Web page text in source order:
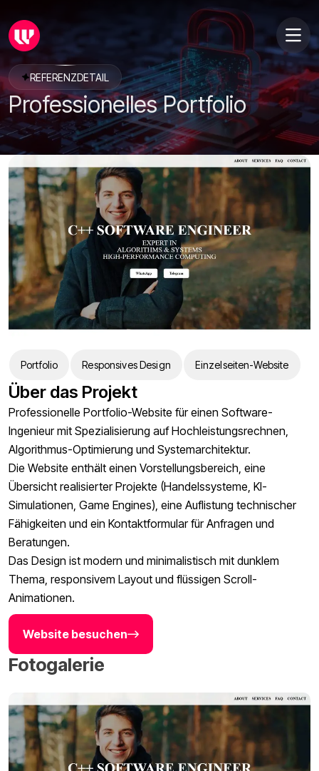
REFERENZDETAIL
Professionelles Portfolio
Portfolio Responsives Design Einzelseiten-Website
Über das Projekt
Professionelle Portfolio-Website für einen Software-
Ingenieur mit Spezialisierung auf Hochleistungsrechnen,
Algorithmus-Optimierung und Systemarchitektur.
Die Website enthält einen Vorstellungsbereich, eine
Übersicht realisierter Projekte (Handelssysteme, KI-
Simulationen, Game Engines), eine Auflistung technischer
Fähigkeiten und ein Kontaktformular für Anfragen und
Beratungen.
Das Design ist modern und minimalistisch mit dunklem
Thema, responsivem Layout und flüssigen Scroll-
Animationen.
Website besuchen
Fotogalerie